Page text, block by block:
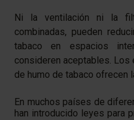
Ni la ventilación ni la
combinadas, pueden
tabaco en espacios
consideren aceptables.
de humo de tabaco ofrecen
En muchos países de
han introducido leyes para